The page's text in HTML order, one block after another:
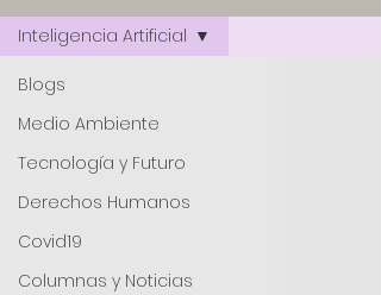
Blogs
Medio Ambiente
Tecnología y Futuro
Derechos Humanos
Covid19
Columnas y Noticias
Inteligencia Artificial